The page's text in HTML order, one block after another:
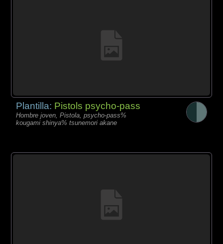
Plantilla: Pistols psycho-pass
Hombre joven, Pistola, psycho-pass%
kougami shinya% tsunemori akane